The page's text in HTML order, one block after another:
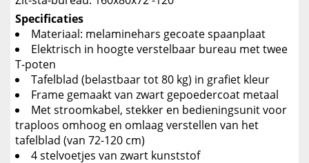
Specificaties
Materiaal: melaminehars gecoate spaanplaat
Elektrisch in hoogte verstelbaar bureau met twee
T-poten
Tafelblad (belastbaar tot 80 kg) in grafiet kleur
Frame gemaakt van zwart gepoedercoat metaal
Met stroomkabel, stekker en bedieningsunit voor
traploos omhoog en omlaag verstellen van het
tafelblad (van 72-120 cm)
4 stelvoetjes van zwart kunststof